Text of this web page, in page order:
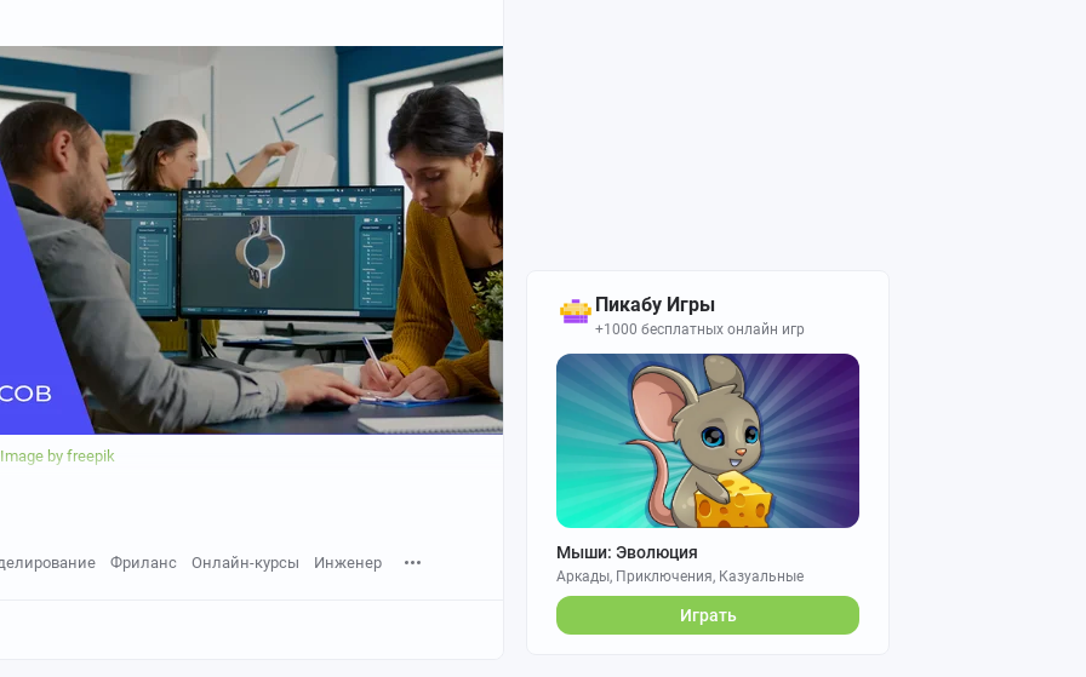
Пикабу Игры
+1000 бесплатных онлайн игр
Мыши: Эволюция
Аркады, Приключения, Казуальные
Играть
идеи в объемные цифровые модели.
Image by freepik
Фриланс Онлайн-курсы Инженер